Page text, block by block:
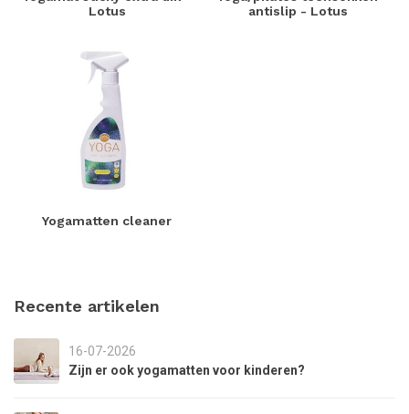
Lotus
antislip - Lotus
Yogamatten cleaner
Recente artikelen
16-07-2026
Zijn er ook yogamatten voor kinderen?